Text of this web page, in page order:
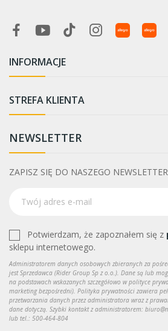
INFORMACJE
STREFA KLIENTA
NEWSLETTER
ZAPISZ SIĘ DO NASZEGO
Potwierdzam, że zapoznałem się z
sklepu internetowego.
Administratorem danych osobowych zbieranych za
jest Sprzedawca (Rider Group Sp z o.o.). Dane są lub
na podstawach wskazanych szczegółowo w polityce
marketing bezpośredni). Polityka prywatności zawiera
przetwarzania danych przez administratora wraz z
dane dotyczą. Szybki kontakt z administratorem:
lub tel.: 500-464-804